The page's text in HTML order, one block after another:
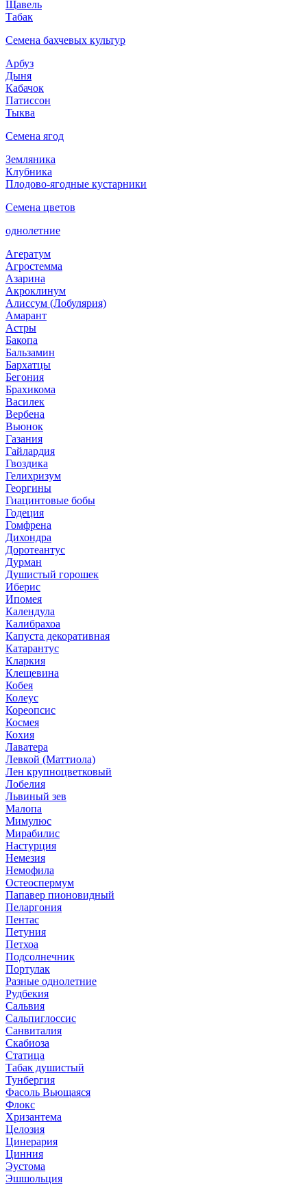
Щавель
Табак
Семена бахчевых культур
Арбуз
Дыня
Кабачок
Патиссон
Тыква
Семена ягод
Земляника
Клубника
Плодово-ягодные кустарники
Семена цветов
однолетние
Агератум
Агростемма
Азарина
Акроклинум
Алиссум (Лобулярия)
Амарант
Астры
Бакопа
Бальзамин
Бархатцы
Бегония
Брахикома
Василек
Вербена
Вьюнок
Газания
Гайлардия
Гвоздика
Гелихризум
Георгины
Гиацинтовые бобы
Годеция
Гомфрена
Дихондра
Доротеантус
Дурман
Душистый горошек
Иберис
Ипомея
Календула
Калибрахоа
Капуста декоративная
Катарантус
Кларкия
Клещевина
Кобея
Колеус
Кореопсис
Космея
Кохия
Лаватера
Левкой (Маттиола)
Лен крупноцветковый
Лобелия
Львиный зев
Малопа
Мимулюс
Мирабилис
Настурция
Немезия
Немофила
Остеоспермум
Папавер пионовидный
Пеларгония
Пентас
Петуния
Петхоа
Подсолнечник
Портулак
Разные однолетние
Рудбекия
Сальвия
Сальпиглоссис
Санвиталия
Скабиоза
Статица
Табак душистый
Тунбергия
Фасоль Вьющаяся
Флокс
Хризантема
Целозия
Цинерария
Цинния
Эустома
Эшшольция